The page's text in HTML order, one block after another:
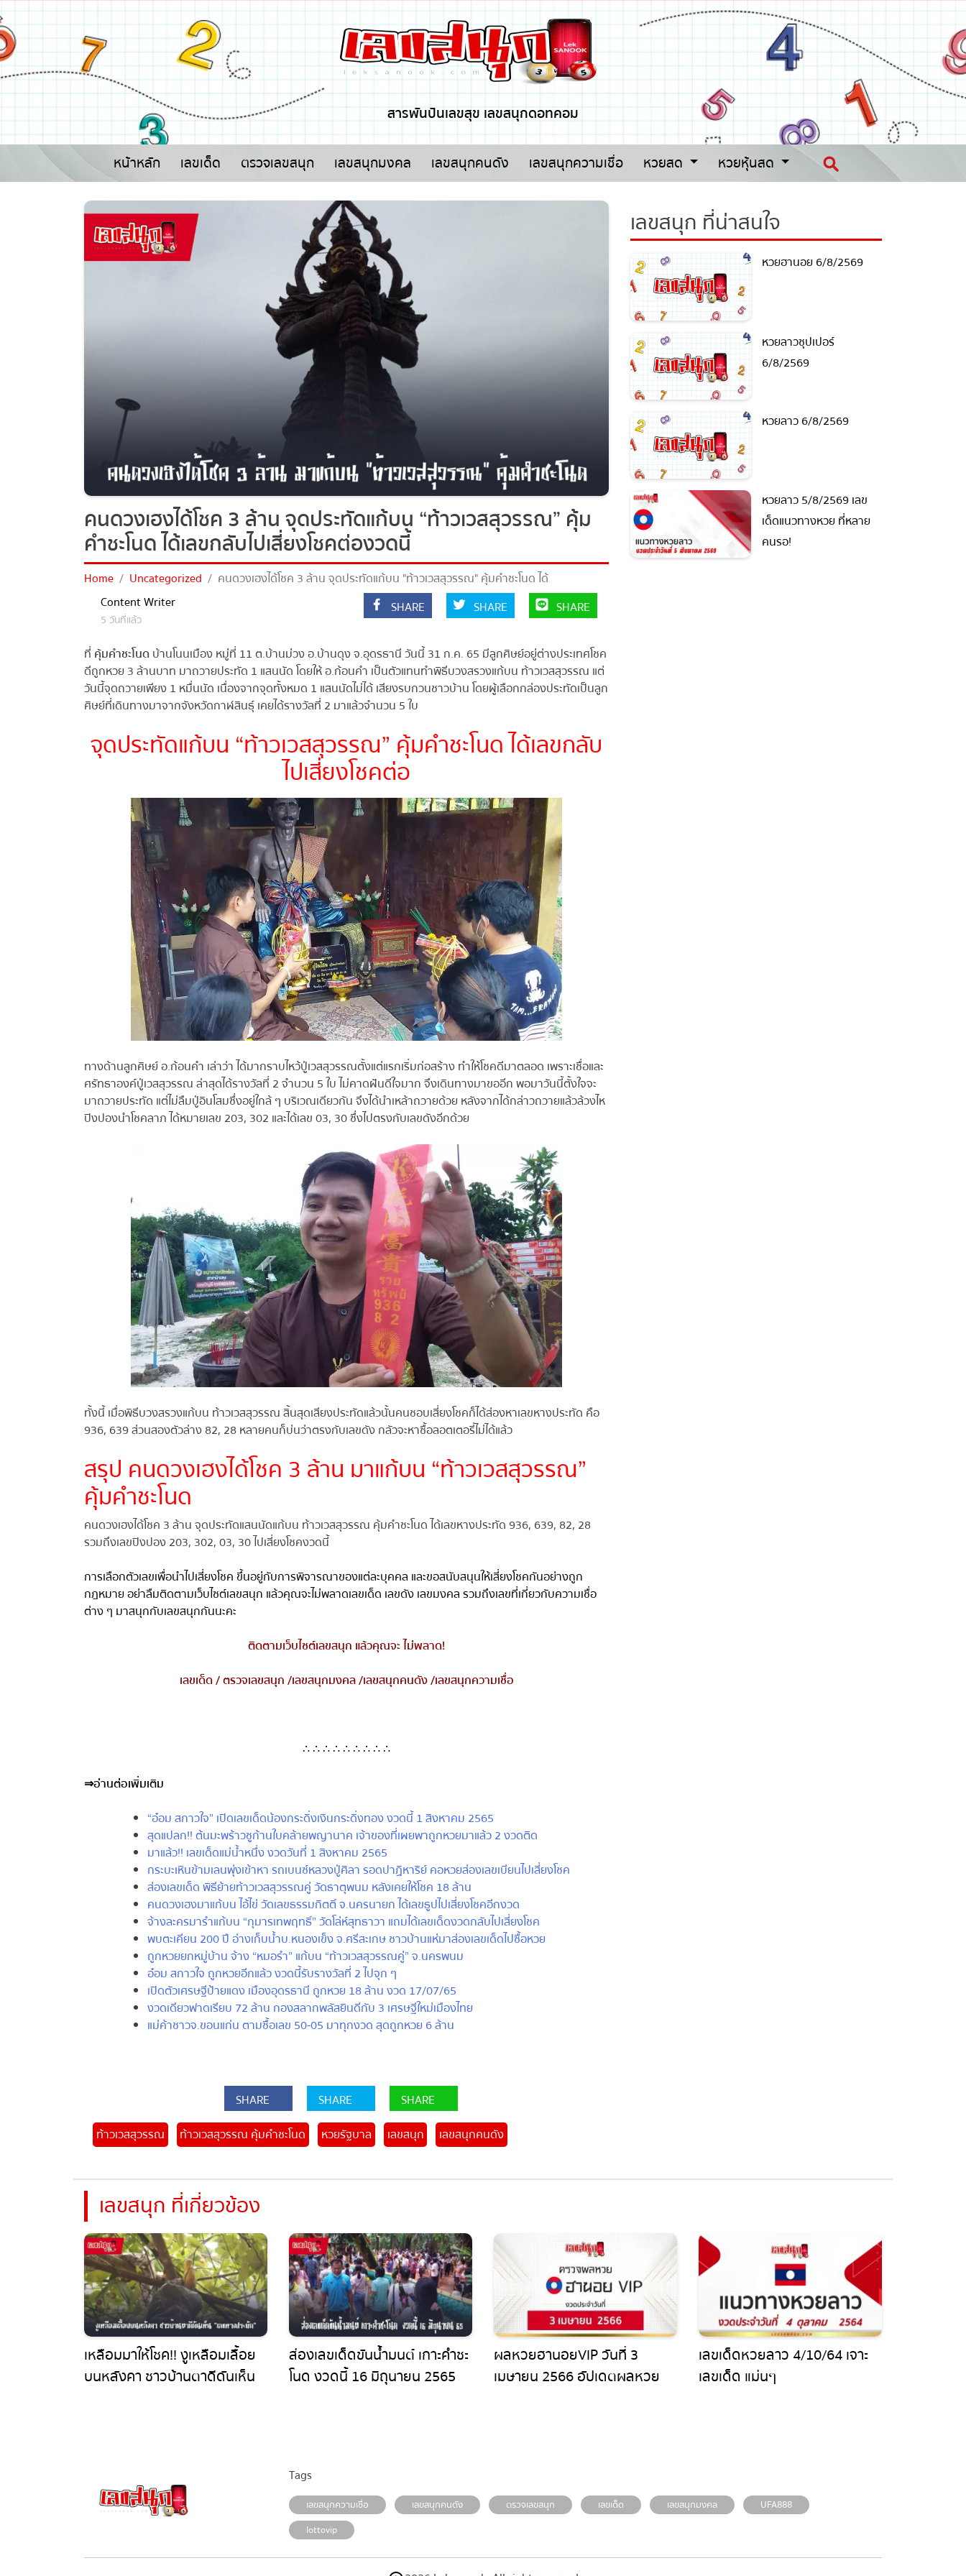
สารพันปันเลขสุข เลขสนุกดอทคอม
หน้าหลัก เลขเด็ด ตรวจเลขสนุก เลขสนุกมงคล เลขสนุกคนดัง เลขสนุกความเชื่อ หวยสด หวยหุ้นสด
คนดวงเฮงได้โชค 3 ล้าน จุดประทัดแก้บน “ท้าวเวสสุวรรณ” คุ้ม
คำชะโนด ได้เลขกลับไปเสี่ยงโชคต่องวดนี้
Home Uncategorized
คนดวงเฮงได้โชค 3 ล้าน จุดประทัดแก้บน "ท้าวเวสสุวรรณ" คุ้มคำชะโนด ได้
Content Writer
5 วันที่แล้ว
SHARE SHARE SHARE
ที่คุ้มคำชะโนดบ้านโนนเมือง หมู่ที่ 11 ต.บ้านม่วง อ.บ้านดุง จ.อุดรธานี วันนี้ 31 ก.ค. 65 มีลูกศิษย์อยู่ต่างประเทศโชค
ดีถูกหวย 3 ล้านบาท มาถวายประทัด 1 แสนนัด โดยให้ อ.ก้อนคำ เป็นตัวแทนทำพิธีบวงสรวงแก้บน ท้าวเวสสุวรรณ แต่
วันนี้จุดถวายเพียง 1 หมื่นนัด เนื่องจากจุดทั้งหมด 1 แสนนัดไม่ได้ เสียงรบกวนชาวบ้าน โดยผู้เลือกกล่องประทัดเป็นลูก
ศิษย์ที่เดินทางมาจากจังหวัดกาฬสินธุ์ เคยได้รางวัลที่ 2 มาแล้วจำนวน 5 ใบ
จุดประทัดแก้บน “ท้าวเวสสุวรรณ” คุ้มคำชะโนด ได้เลขกลับ
ไปเสี่ยงโชคต่อ
ทางด้านลูกศิษย์ อ.ก้อนคำ เล่าว่า ได้มากราบไหว้ปู่เวสสุวรรณตั้งแต่แรกเริ่มก่อสร้าง ทำให้โชคดีมาตลอด เพราะเชื่อและ
ศรัทธาองค์ปู่เวสสุวรรณ ล่าสุดได้รางวัลที่ 2 จำนวน 5 ใบ ไม่คาดฝันดีใจมาก จึงเดินทางมาขออีก พอมาวันนี้ตั้งใจจะ
มาถวายประทัด แต่ไม่ลืมปู่อินโสมซึ่งอยู่ใกล้ ๆ บริเวณเดียวกัน จึงได้นำเหล้าถวายด้วย หลังจากได้กล่าวถวายแล้วล้วงไห
ปิงปองนำโชคลาภ ได้หมายเลข 203, 302 และได้เลข 03, 30 ซึ่งไปตรงกับเลขดังอีกด้วย
ทั้งนี้ เมื่อพิธีบวงสรวงแก้บน ท้าวเวสสุวรรณ สิ้นสุดเสียงประทัดแล้วนั้นคนชอบเสี่ยงโชคก็ได้ส่องหาเลขหางประทัด คือ
936, 639 ส่วนสองตัวล่าง 82, 28 หลายคนก็บ่นว่าตรงกับเลขดัง กลัวจะหาซื้อลอตเตอรี่ไม่ได้แล้ว
สรุป คนดวงเฮงได้โชค 3 ล้าน มาแก้บน “ท้าวเวสสุวรรณ”
คุ้มคำชะโนด
คนดวงเฮงได้โชค 3 ล้าน จุดประทัดแสนนัดแก้บน ท้าวเวสสุวรรณ คุ้มคำชะโนด ได้เลขหางประทัด 936, 639, 82, 28
รวมถึงเลขปิงปอง 203, 302, 03, 30 ไปเสี่ยงโชคงวดนี้
การเลือกตัวเลขเพื่อนำไปเสี่ยงโชค ขึ้นอยู่กับการพิจารณาของแต่ละบุคคล และขอสนับสนุนให้เสี่ยงโชคกันอย่างถูก
กฎหมาย อย่าลืมติดตามเว็บไซต์เลขสนุก แล้วคุณจะไม่พลาดเลขเด็ด เลขดัง เลขมงคล รวมถึงเลขที่เกี่ยวกับความเชื่อ
ต่าง ๆ มาสนุกกับเลขสนุกกันนะคะ
ติดตามเว็บไซต์เลขสนุก แล้วคุณจะ ไม่พลาด!
เลขเด็ด/ตรวจเลขสนุก/เลขสนุกมงคล/เลขสนุกคนดัง/เลขสนุกความเชื่อ
∴ ∴ ∴ ∴ ∴ ∴ ∴ ∴ ∴
⇒อ่านต่อเพิ่มเติม
“อ๋อม สกาวใจ” เปิดเลขเด็ดน้องกระดิ่งเงินกระดิ่งทอง งวดนี้ 1 สิงหาคม 2565
สุดแปลก!! ต้นมะพร้าวชูก้านใบคล้ายพญานาค เจ้าของที่เผยพาถูกหวยมาแล้ว 2 งวดติด
มาแล้ว!! เลขเด็ดแม่น้ำหนึ่ง งวดวันที่ 1 สิงหาคม 2565
กระบะเหินข้ามเลนพุ่งเข้าหา รถเบนซ์หลวงปู่ศิลา รอดปาฏิหาริย์ คอหวยส่องเลขเบียนไปเสี่ยงโชค
ส่องเลขเด็ด พิธีย้ายท้าวเวสสุวรรณคู่ วัดธาตุพนม หลังเคยให้โชค 18 ล้าน
คนดวงเฮงมาแก้บน ไอ้ไข่ วัดเลขธรรมกิตติ์ จ.นครนายก ได้เลขธูปไปเสี่ยงโชคอีกงวด
จ้างละครมารำแก้บน “กุมารเทพฤทธิ์” วัดโล่ห์สุทธาวา แถมได้เลขเด็ดงวดกลับไปเสี่ยงโชค
พบตะเคียน 200 ปี อ่างเก็บน้ำบ.หนองเข็ง จ.ศรีสะเกษ ชาวบ้านแห่มาส่องเลขเด็ดไปซื้อหวย
ถูกหวยยกหมู่บ้าน จ้าง “หมอรำ” แก้บน “ท้าวเวสสุวรรณคู่” จ.นครพนม
อ๋อม สกาวใจ ถูกหวยอีกแล้ว งวดนี้รับรางวัลที่ 2 ไปจุก ๆ
เปิดตัวเศรษฐีป้ายแดง เมืองอุดรธานี ถูกหวย 18 ล้าน งวด 17/07/65
งวดเดียวฟาดเรียบ 72 ล้าน กองสลากพลัสยินดีกับ 3 เศรษฐีใหม่เมืองไทย
แม่ค้าชาวจ.ขอนแก่น ตามซื้อเลข 50-05 มาทุกงวด สุดถูกหวย 6 ล้าน
SHARE SHARE
SHARE
ท้าวเวสสุวรรณ
ท้าวเวสสุวรรณ คุ้มคำชะโนด หวยรัฐบาล เลขสนุก เลขสนุกคนดัง
เลขสนุก ที่น่าสนใจ
หวยฮานอย 6/8/2569
หวยลาวซุปเปอร์
6/8/2569
หวยลาว 6/8/2569
หวยลาว 5/8/2569 เลข
เด็ดแนวทางหวย ที่หลาย
คนรอ!
เลขสนุก ที่เกี่ยวข้อง
เหลือมมาให้โชค!! งูเหลือมเลื้อย
บนหลังคา ชาวบ้านตาดีดันเห็น
ส่องเลขเด็ดขันน้ำมนต์ เกาะคำชะ
โนด งวดนี้ 16 มิถุนายน 2565
ผลหวยฮานอยVIP วันที่ 3
เมษายน 2566 อัปเดตผลหวย
เลขเด็ดหวยลาว 4/10/64 เจาะ
เลขเด็ด แม่นๆ
Tags
เลขสนุกความเชื่อ เลขสนุกคนดัง ตรวจเลขสนุก เลขเด็ด เลขสนุกมงคล
UFA888
lottovip